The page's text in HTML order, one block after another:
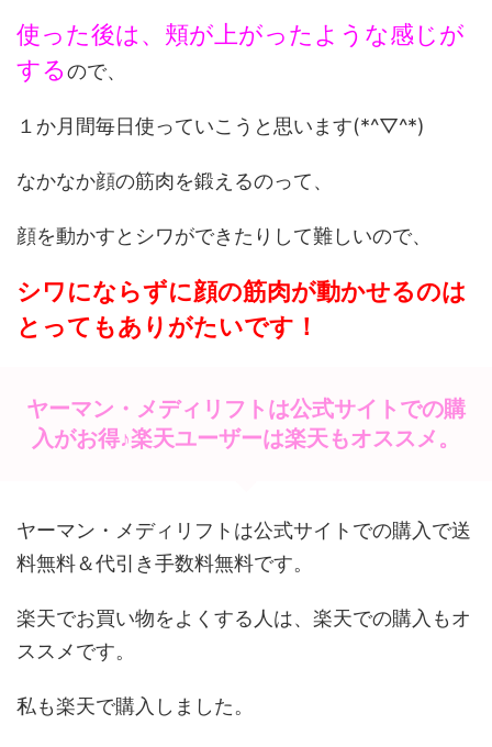
使った後は、頬が上がったような感じが
するので、
１か月間毎日使っていこうと思います(*^▽^*)
なかなか顔の筋肉を鍛えるのって、
顔を動かすとシワができたりして難しいので、
シワにならずに顔の筋肉が動かせるのは
とってもありがたいです！
ヤーマン・メディリフトは公式サイトでの購
入がお得♪楽天ユーザーは楽天もオススメ。
ヤーマン・メディリフトは公式サイトでの購入で送
料無料＆代引き手数料無料です。
楽天でお買い物をよくする人は、楽天での購入もオ
ススメです。
私も楽天で購入しました。